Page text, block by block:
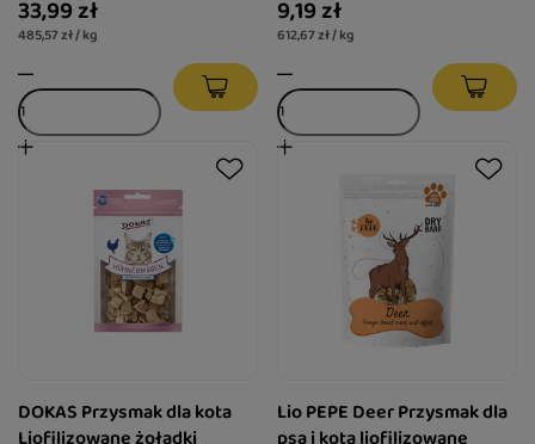
33,99 zł
485,57 zł / kg
9,19 zł
612,67 zł / kg
DOKAS Przysmak dla kota
Lio PEPE Deer Przysmak dla